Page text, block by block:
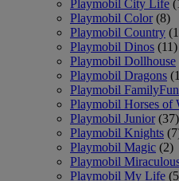
Playmobil City Life
Playmobil Color (8)
Playmobil Country
Playmobil Dinos (11)
Playmobil Dollhouse
Playmobil Dragons
Playmobil FamilyFun
Playmobil Horses of
Playmobil Junior (37)
Playmobil Knights
Playmobil Magic (2)
Playmobil
Playmobil My Life